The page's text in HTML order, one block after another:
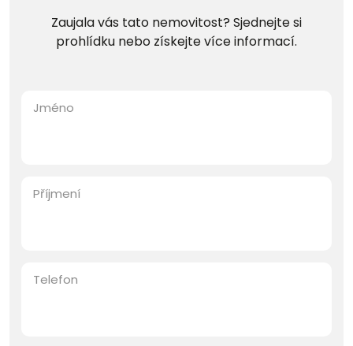
Zaujala vás tato nemovitost? Sjednejte si
prohlídku nebo získejte více informací.
Jméno
Příjmení
Telefon